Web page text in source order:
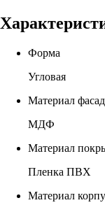
Форма
Угловая
Материал
МДФ
Материал
Пленка ПВХ
Материал